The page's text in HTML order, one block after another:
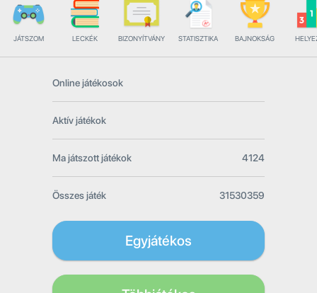
JÁTSZOM LECKÉK BIZONYÍTVÁNY STATISZTIKA BAJNOKSÁG
Online játékosok
Aktív játékok
Ma játszott játékok 4124
Összes játék 31530359
Egyjátékos